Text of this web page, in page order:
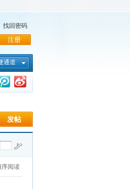
找回密码
注册
通道
发帖
序阅读